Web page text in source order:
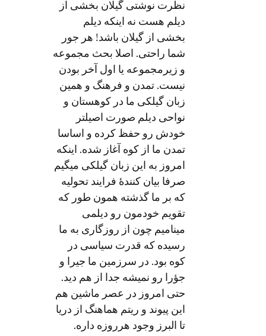
نظرت نوشتی گیلان بخشی از
ديلم هست نه اينکه ديلم
بخشی از گیلان باشد! هر جور
شما راحتی. اصلا بحث مجموعه
و زيرمجموعه یا اول آخر بودن
نيست. تمدن و فرهنگ و همین
زبان گیلکی ما در کوهستان و
نواحی دیلم صورت اصيلتر
خودش رو حفظ کرده و اساسا
تمدن ما از کوه آغاز شده. اینکه
امروز به این زبان گیلکی میگیم
صرفا بيان کنندهٔ فرایند تحوليه
که بر ما گذشته همون طور که
تقويم خودمون رو دیلمی
مینامیم چون از روزگاری به ما
رسیده که قدرت سیاسی در
کوه بود. در سرزمین ما جيرا و
جؤرا رو نميشه جدا از هم ديد.
حتی امروز در عصر ماشین هم
این پیوند و ریتم هماهنگ از دریا
تا البرز وجود هرروزه داره.